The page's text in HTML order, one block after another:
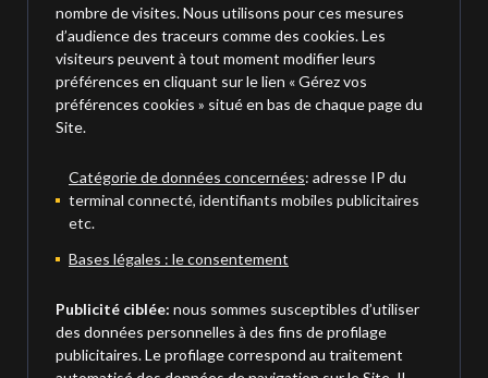
nombre de visites. Nous utilisons pour ces mesures
d’audience des traceurs comme des cookies. Les
visiteurs peuvent à tout moment modifier leurs
préférences en cliquant sur le lien « Gérez vos
préférences cookies » situé en bas de chaque page du
Site.
Catégorie de données concernées: adresse IP du
terminal connecté, identifiants mobiles publicitaires
etc.
Bases légales : le consentement
Publicité ciblée: nous sommes susceptibles d’utiliser
des données personnelles à des fins de profilage
publicitaires. Le profilage correspond au traitement